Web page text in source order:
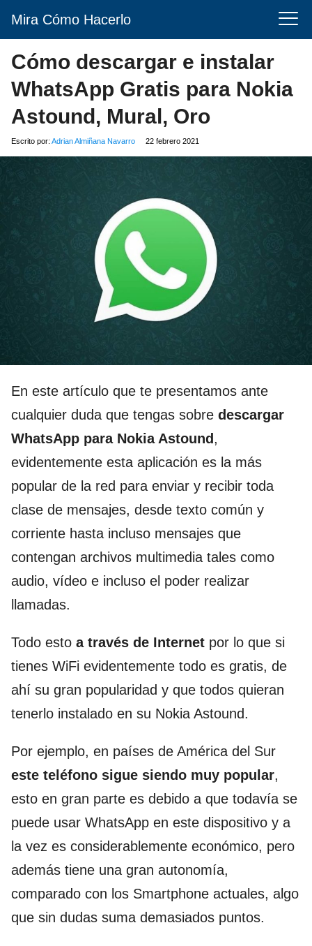
Mira Cómo Hacerlo
Cómo descargar e instalar
WhatsApp Gratis para Nokia
Astound, Mural, Oro
Escrito por: Adrian Almiñana Navarro 22 febrero 2021
En este artículo que te presentamos ante
cualquier duda que tengas sobre descargar
WhatsApp para Nokia Astound,
evidentemente esta aplicación es la más
popular de la red para enviar y recibir toda
clase de mensajes, desde texto común y
corriente hasta incluso mensajes que
contengan archivos multimedia tales como
audio, vídeo e incluso el poder realizar
llamadas.
Todo esto a través de Internet por lo que si
tienes WiFi evidentemente todo es gratis, de
ahí su gran popularidad y que todos quieran
tenerlo instalado en su Nokia Astound.
Por ejemplo, en países de América del Sur
este teléfono sigue siendo muy popular,
esto en gran parte es debido a que todavía se
puede usar WhatsApp en este dispositivo y a
la vez es considerablemente económico, pero
además tiene una gran autonomía,
comparado con los Smartphone actuales, algo
que sin dudas suma demasiados puntos.